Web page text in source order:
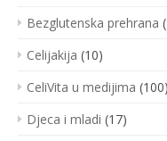
Bezglutenska prehrana
Celijakija (10)
CeliVita u medijima (100)
Djeca i mladi (17)